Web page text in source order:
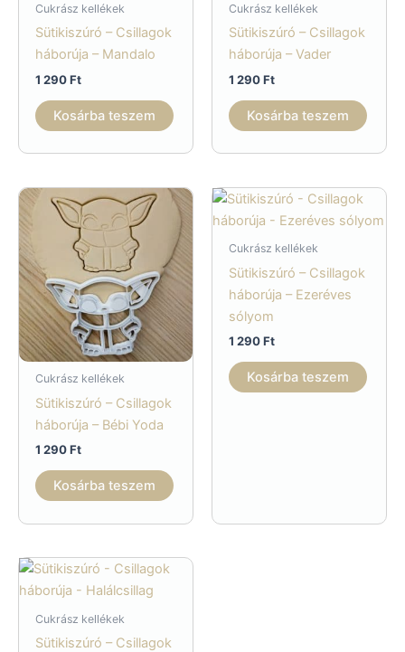
Cukrász kellékek
Sütikiszúró – Csillagok
háborúja – Mandalo
1 290Ft
Kosárba teszem
Cukrász kellékek
Sütikiszúró – Csillagok
háborúja – Vader
1 290Ft
Kosárba teszem
Cukrász kellékek
Sütikiszúró – Csillagok
háborúja – Bébi Yoda
1 290Ft
Kosárba teszem
Cukrász kellékek
Sütikiszúró – Csillagok
háborúja – Ezeréves
sólyom
1 290Ft
Kosárba teszem
Cukrász kellékek
Sütikiszúró – Csillagok